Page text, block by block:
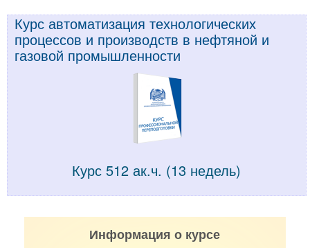
Курс автоматизация технологических
процессов и производств в нефтяной и
газовой промышленности
Курс 512 ак.ч. (13 недель)
Информация о курсе